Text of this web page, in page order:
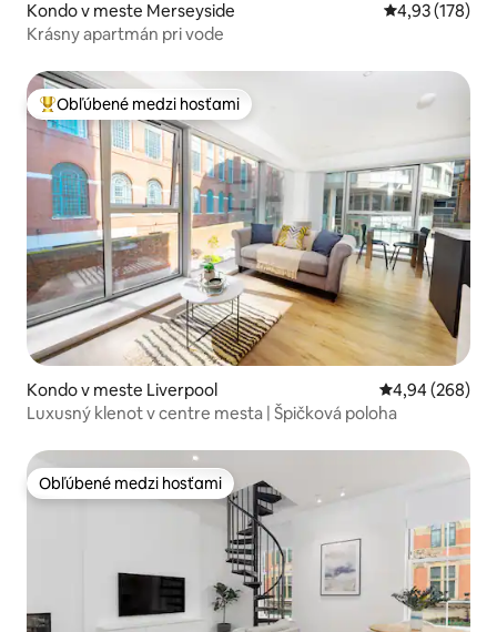
Kondo v meste Merseyside Priemerné
4,93 (178)
Krásny apartmán pri vode
Najobľúbenejšie medzi hosťami
Obľúbené medzi hosťami
Kondo v meste Liverpool Priemerné
4,94 (268)
Luxusný klenot v centre mesta | Špičková poloha
Obľúbené medzi hosťami
Obľúbené medzi hosťami